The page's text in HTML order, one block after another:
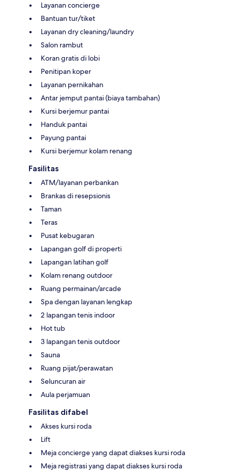
Layanan concierge
Bantuan tur/tiket
Layanan dry cleaning/laundry
Salon rambut
Koran gratis di lobi
Penitipan koper
Layanan pernikahan
Antar jemput pantai (biaya tambahan)
Kursi berjemur pantai
Handuk pantai
Payung pantai
Kursi berjemur kolam renang
Fasilitas
ATM/layanan perbankan
Brankas di resepsionis
Taman
Teras
Pusat kebugaran
Lapangan golf di properti
Lapangan latihan golf
Kolam renang outdoor
Ruang permainan/arcade
Spa dengan layanan lengkap
2 lapangan tenis indoor
Hot tub
3 lapangan tenis outdoor
Sauna
Ruang pijat/perawatan
Seluncuran air
Aula perjamuan
Fasilitas difabel
Akses kursi roda
Lift
Meja concierge yang dapat diakses kursi roda
Meja registrasi yang dapat diakses kursi roda